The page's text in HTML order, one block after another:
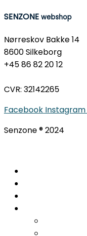
SENZONE webshop
Nørreskov Bakke 14
8600 Silkeborg
+45 86 82 20 12
CVR: 32142265
Facebook Instagram
Senzone ® 2024